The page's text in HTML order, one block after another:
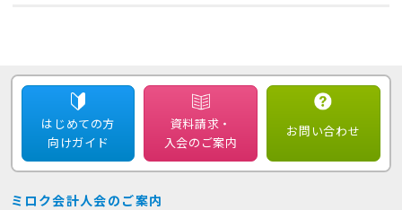
はじめての方
向けガイド
資料請求・
入会のご案内
お問い合わせ
ミロク会計人会のご案内